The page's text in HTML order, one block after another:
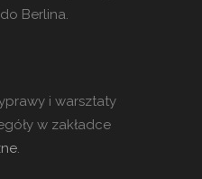
Berlina.
i warsztaty
w zakładce
.